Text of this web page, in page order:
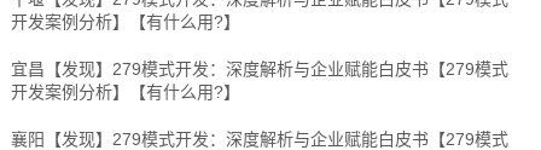
开发案例分析】【有什么用?】
宜昌【发现】279模式开发：深度解析与企业赋能白皮书【279模式
开发案例分析】【有什么用?】
襄阳【发现】279模式开发：深度解析与企业赋能白皮书【279模式